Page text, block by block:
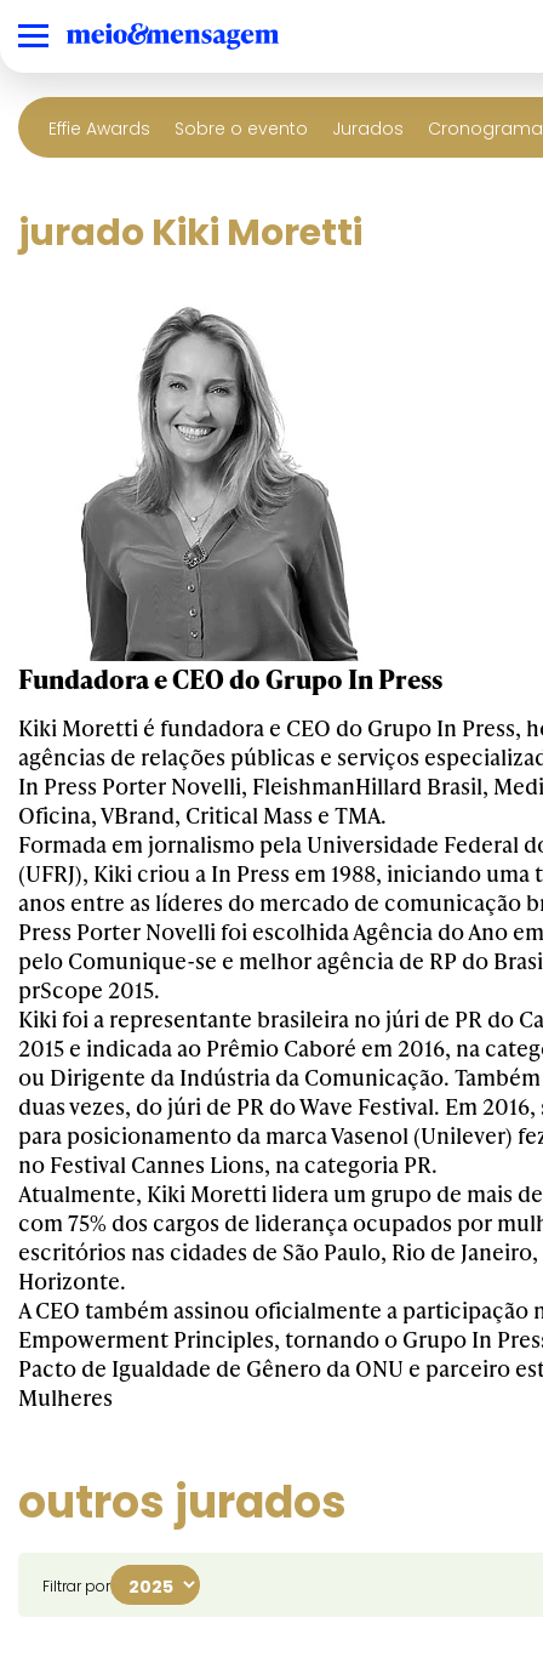
Effie Awards Sobre o evento Jurados
jurado Kiki Moretti
Fundadora e CEO do Grupo In Press
Kiki Moretti é fundadora e CEO do Grupo In Press,
agências de relações públicas e serviços
In Press Porter Novelli, FleishmanHillard Brasil,
Oficina, VBrand, Critical Mass e TMA.
Formada em jornalismo pela Universidade Federal
(UFRJ), Kiki criou a In Press em 1988, iniciando
anos entre as líderes do mercado de comunicação
Press Porter Novelli foi escolhida Agência do Ano
pelo Comunique-se e melhor agência de RP do
prScope 2015.
Kiki foi a representante brasileira no júri de PR do
2015 e indicada ao Prêmio Caboré em 2016, na
ou Dirigente da Indústria da Comunicação.
duas vezes, do júri de PR do Wave Festival. Em
para posicionamento da marca Vasenol (Unilever)
no Festival Cannes Lions, na categoria PR.
Atualmente, Kiki Moretti lidera um grupo de mais
com 75% dos cargos de liderança ocupados por
escritórios nas cidades de São Paulo, Rio de
Horizonte.
A CEO também assinou oficialmente a participação
Empowerment Principles, tornando o Grupo In
Pacto de Igualdade de Gênero da ONU e parceiro
Mulheres
outros jurados
Filtrar por